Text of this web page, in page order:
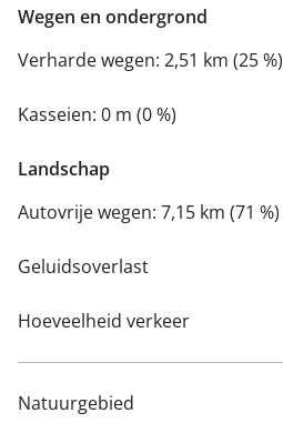
Wegen en ondergrond
Verharde wegen: 2,51 km (25 %)
Kasseien: 0 m (0 %)
Landschap
Autovrije wegen: 7,15 km (71 %)
Geluidsoverlast
Hoeveelheid verkeer
Natuurgebied